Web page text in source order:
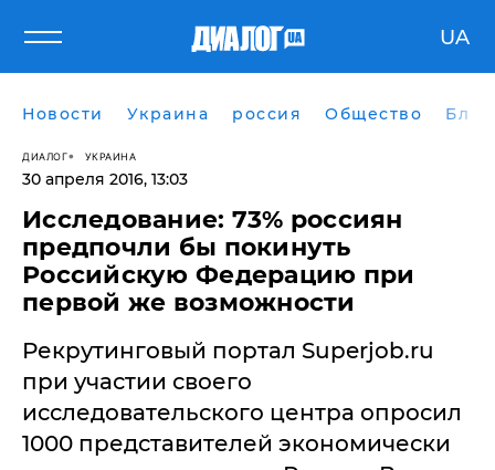
UA
Новости Украина россия Общество
ДИАЛОГ УКРАИНА
30 апреля 2016, 13:03
Исследование: 73% россиян
предпочли бы покинуть
Российскую Федерацию при
первой же возможности
Рекрутинговый портал Superjob.ru
при участии своего
исследовательского центра опросил
1000 представителей экономически